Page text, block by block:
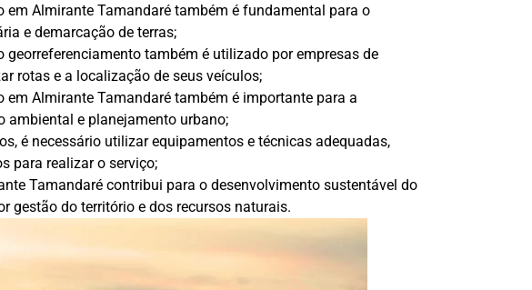
em Almirante Tamandaré também é fundamental para o
e demarcação de terras;
georreferenciamento também é utilizado por empresas de
rotas e a localização de seus veículos;
em Almirante Tamandaré também é importante para a
ambiental e planejamento urbano;
é necessário utilizar equipamentos e técnicas adequadas,
para realizar o serviço;
Tamandaré contribui para o desenvolvimento sustentável do
gestão do território e dos recursos naturais.